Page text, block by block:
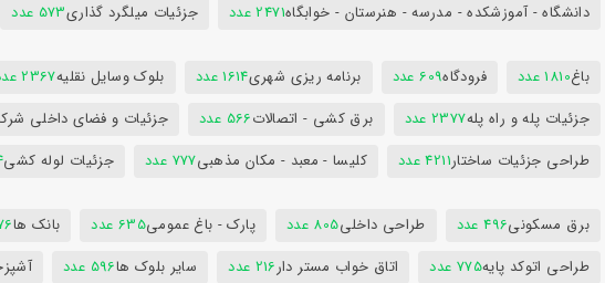
دانشگاه - آموزشکده - مدرسه - هنرستان - خوابگاه2471 عدد جزئیات میلگرد گذاری573 عدد
باغ1810 عدد فرودگاه609 عدد برنامه ریزی شهری1614 عدد بلوک وسایل نقلیه2367 عدد
جزئیات پله و راه پله2377 عدد برق کشی - اتصالات566 عدد جزئیات و فضای داخلی
طراحی جزئیات ساختار4211 عدد کلیسا - معبد - مکان مذهبی777 عدد جزئیات لوله کشی
برق مسکونی496 عدد طراحی داخلی805 عدد پارک - باغ عمومی635 عدد بانک ها
طراحی اتوکد پایه775 عدد اتاق خواب مستر دار216 عدد سایر بلوک ها596 عدد